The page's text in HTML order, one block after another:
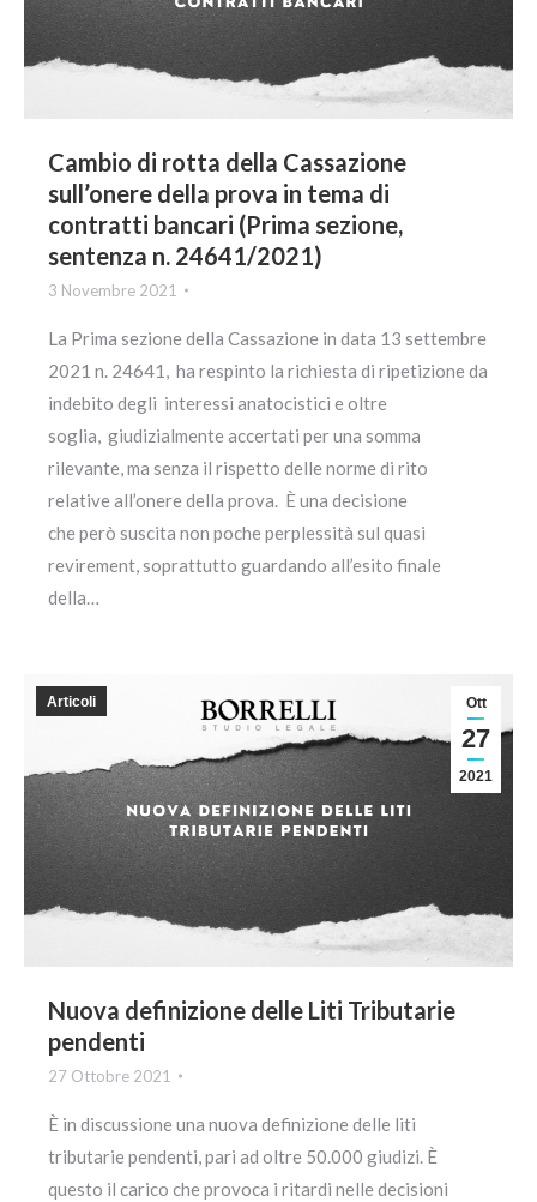
Cambio di rotta della Cassazione
sull’onere della prova in tema di
contratti bancari (Prima sezione,
sentenza n. 24641/2021)
3 Novembre 2021
La Prima sezione della Cassazione in data 13 settembre
2021 n. 24641, ha respinto la richiesta di ripetizione da
indebito degli interessi anatocistici e oltre
soglia, giudizialmente accertati per una somma
rilevante, ma senza il rispetto delle norme di rito
relative all’onere della prova. È una decisione
che però suscita non poche perplessità sul quasi
revirement, soprattutto guardando all’esito finale
della…
Ott
27
2021
Articoli
Nuova definizione delle Liti Tributarie
pendenti
27 Ottobre 2021
È in discussione una nuova definizione delle liti
tributarie pendenti, pari ad oltre 50.000 giudizi. È
questo il carico che provoca i ritardi nelle decisioni